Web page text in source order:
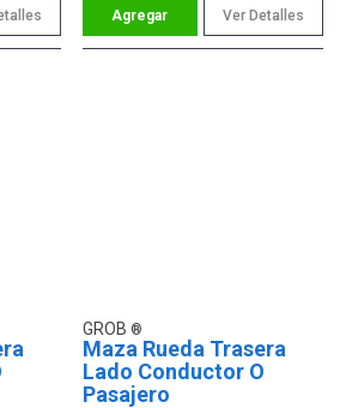
Ver Detalles
GROB
Maza Rueda Trasera
Lado Conductor O
Pasajero